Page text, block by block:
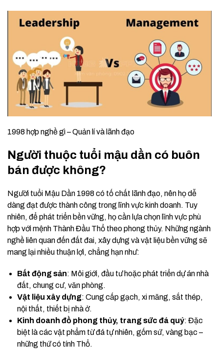
1998 hợp nghề gì – Quản lí và lãnh đạo
Người thuộc tuổi mậu dần có buôn
bán được không?
Người tuổi Mậu Dần 1998 có tố chất lãnh đạo, nên họ dễ
dàng đạt được thành công trong lĩnh vực kinh doanh. Tuy
nhiên, để phát triển bền vững, họ cần lựa chọn lĩnh vực phù
hợp với mệnh Thành Đầu Thổ theo phong thủy. Những ngành
nghề liên quan đến đất đai, xây dựng và vật liệu bền vững sẽ
mang lại nhiều thuận lợi, chẳng hạn như:
Bất động sản: Môi giới, đầu tư hoặc phát triển dự án nhà
đất, chung cư, văn phòng.
Vật liệu xây dựng: Cung cấp gạch, xi măng, sắt thép,
nội thất, thiết bị nhà ở.
Kinh doanh đồ phong thủy, trang sức đá quý: Đặc
biệt là các vật phẩm từ đá tự nhiên, gốm sứ, vàng bạc –
những thứ có tính Thổ.